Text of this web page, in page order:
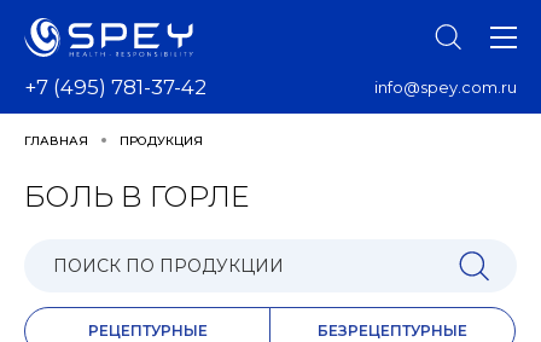
+7 (495) 781-37-42 info@spey.com.ru
ГЛАВНАЯ ПРОДУКЦИЯ
БОЛЬ В ГОРЛЕ
РЕЦЕПТУРНЫЕ БЕЗРЕЦЕПТУРНЫЕ